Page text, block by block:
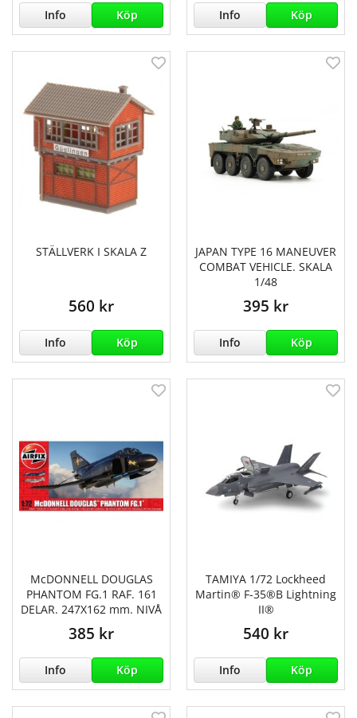
Info Köp Info Köp
STÄLLVERK I SKALA Z
560 kr
Info Köp
JAPAN TYPE 16 MANEUVER
COMBAT VEHICLE. SKALA
1/48
395 kr
Info Köp
McDONNELL DOUGLAS
PHANTOM FG.1 RAF. 161
DELAR. 247X162 mm. NIVÅ
385 kr
Info Köp
TAMIYA 1/72 Lockheed
Martin® F-35®B Lightning
II®
540 kr
Info Köp